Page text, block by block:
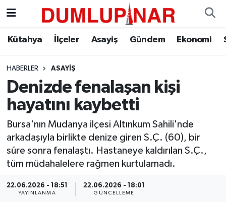
Kütahya İlçeler Asayiş Gündem Ekonomi
HABERLER ASAYIŞ
Denizde fenalaşan kişi
hayatını kaybetti
Bursa'nın Mudanya ilçesi Altınkum Sahili'nde
arkadaşıyla birlikte denize giren S.Ç. (60), bir
süre sonra fenalaştı. Hastaneye kaldırılan S.Ç.,
tüm müdahalelere rağmen kurtulamadı.
22.06.2026 - 18:51
YAYINLANMA
22.06.2026 - 18:01
GÜNCELLEME
Asayiş
Diğer
Dünya
Eğitim
Ekonomi
Eleman
Emlak
Kütahya Hava Durumu
Kütahya Trafik Yoğunluk Haritası
Süper Lig Puan Durumu ve Fikstür
Tüm Manşetler
Son Dakika Haberleri
Haber Arşivi